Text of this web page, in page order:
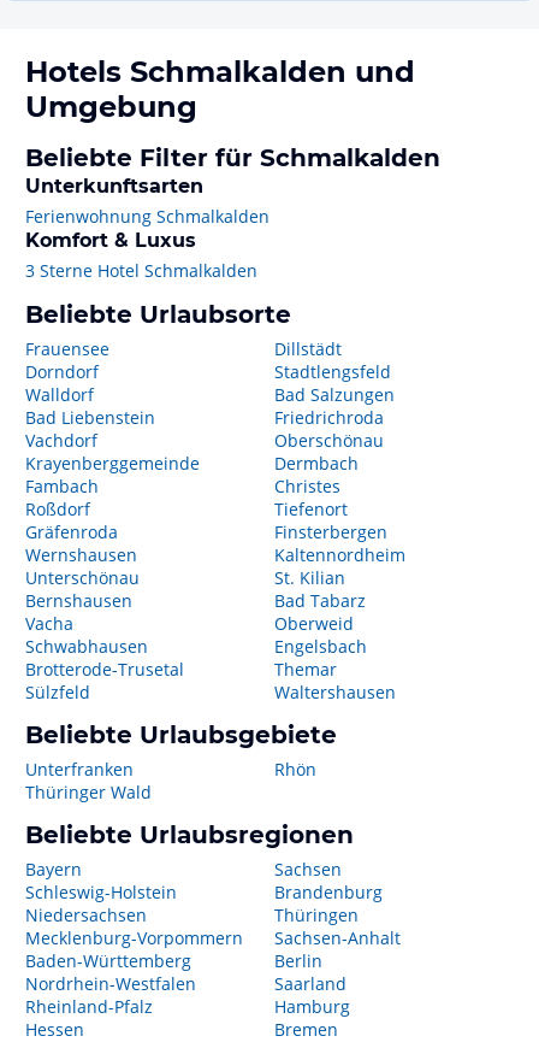
Hotels Schmalkalden und
Umgebung
Beliebte Filter für Schmalkalden
Unterkunftsarten
Ferienwohnung Schmalkalden
Komfort & Luxus
3 Sterne Hotel Schmalkalden
Beliebte Urlaubsorte
Frauensee
Dorndorf
Walldorf
Bad Liebenstein
Vachdorf
Krayenberggemeinde
Fambach
Roßdorf
Gräfenroda
Wernshausen
Unterschönau
Bernshausen
Vacha
Schwabhausen
Brotterode-Trusetal
Sülzfeld
Dillstädt
Stadtlengsfeld
Bad Salzungen
Friedrichroda
Oberschönau
Dermbach
Christes
Tiefenort
Finsterbergen
Kaltennordheim
St. Kilian
Bad Tabarz
Oberweid
Engelsbach
Themar
Waltershausen
Beliebte Urlaubsgebiete
Unterfranken
Thüringer Wald
Rhön
Beliebte Urlaubsregionen
Bayern
Schleswig-Holstein
Niedersachsen
Mecklenburg-Vorpommern
Baden-Württemberg
Nordrhein-Westfalen
Rheinland-Pfalz
Hessen
Sachsen
Brandenburg
Thüringen
Sachsen-Anhalt
Berlin
Saarland
Hamburg
Bremen